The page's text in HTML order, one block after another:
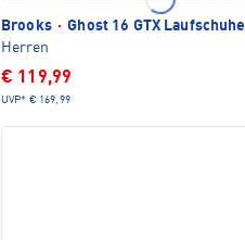
Brooks · Ghost 16 GTX Laufschuhe
Herren
€ 119,99
UVP* € 169,99